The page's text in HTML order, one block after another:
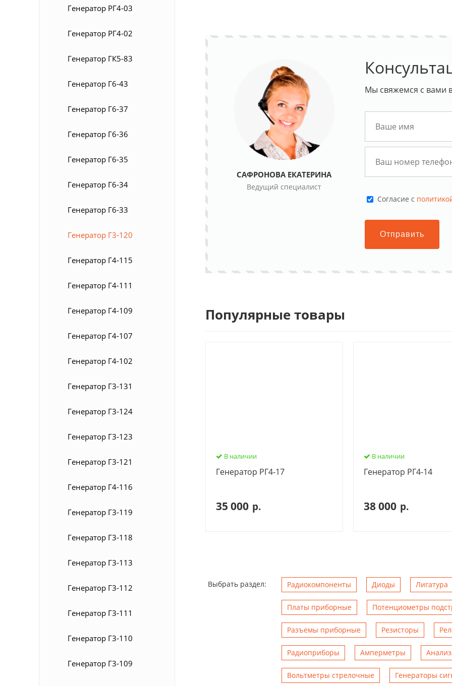
Генератор РГ4-03
Генератор РГ4-02
Генератор ГК5-83
Генератор Г6-43
Генератор Г6-37
Генератор Г6-36
Генератор Г6-35
Генератор Г6-34
Генератор Г6-33
Генератор Г3-120
Генератор Г4-115
Генератор Г4-111
Генератор Г4-109
Генератор Г4-107
Генератор Г4-102
Генератор Г3-131
Генератор Г3-124
Генератор Г3-123
Генератор Г3-121
Генератор Г4-116
Генератор Г3-119
Генератор Г3-118
Генератор Г3-113
Генератор Г3-112
Генератор Г3-111
Генератор Г3-110
Генератор Г3-109
САФРОНОВА ЕКАТЕРИНА
Ведущий специалист
Мы свяжемся с вами
Cогласие с
Отправить
Популярные товары
В наличии
Генератор РГ4-17
35 000 р.
В наличии
Генератор РГ4-14
38 000 р.
Выбрать раздел: Радиокомпоненты Диоды Лигатура
Платы приборные Потенциометры
Разъемы приборные Резисторы
Радиоприборы Амперметры
Вольтметры стрелочные Генераторы